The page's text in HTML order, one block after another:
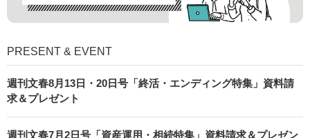
PRESENT & EVENT
週刊文春8月13日・20日号「終活・エンディング特集」資料請
求＆プレゼント
週刊文春7月2日号「資産運用・相続特集」資料請求＆プレゼン